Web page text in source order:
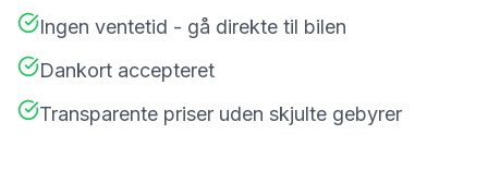
Ingen ventetid - gå direkte til bilen
Dankort accepteret
Transparente priser uden skjulte gebyrer